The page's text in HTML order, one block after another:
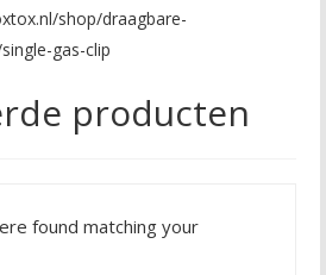
shop/draagbare-
gas-clip
producten
found matching your